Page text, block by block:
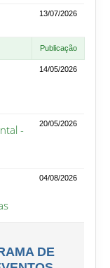
13/07/2026
Publicação
14/05/2026
-
20/05/2026
04/08/2026
DE